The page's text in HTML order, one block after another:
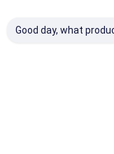
Good day, what